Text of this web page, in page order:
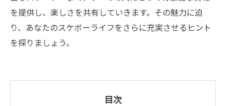
を提供し、楽しさを共有していきます。その魅力に迫
り、あなたのスケボーライフをさらに充実させるヒント
を探りましょう。
目次